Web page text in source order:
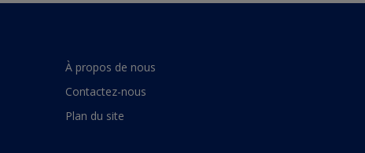
À propos de nous
Contactez-nous
Plan du site